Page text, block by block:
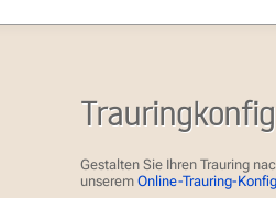
Gestalten Sie Ihren Trauring
unserem Online-Trauring-